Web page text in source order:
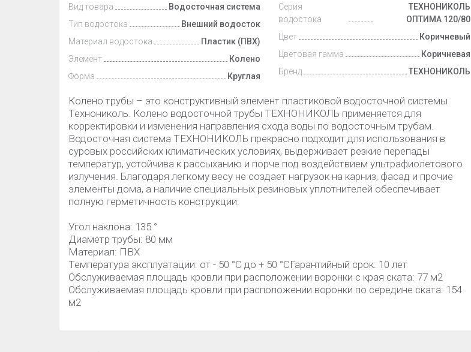
Вид товара
Водосточная система
Тип водостока
Внешний водосток
Материал водостока
Пластик (ПВХ)
Элемент
Колено
Форма
Круглая
Серия
водостока
ТЕХНОНИКОЛЬ
ОПТИМА 120/80
Цвет
Коричневый
Цветовая гамма
Коричневая
Бренд
ТЕХНОНИКОЛЬ
Колено трубы – это конструктивный элемент пластиковой водосточной системы
Технониколь. Колено водосточной трубы ТЕХНОНИКОЛЬ применяется для
корректировки и изменения направления схода воды по водосточным трубам.
Водосточная система ТЕХНОНИКОЛЬ прекрасно подходит для использования в
суровых российских климатических условиях, выдерживает резкие перепады
температур, устойчива к рассыханию и порче под воздействием ультрафиолетового
излучения. Благодаря легкому весу не создает нагрузок на карниз, фасад и прочие
элементы дома, а наличие специальных резиновых уплотнителей обеспечивает
полную герметичность конструкции.
Угол наклона: 135 °
Диаметр трубы: 80 мм
Материал: ПВХ
Температура эксплуатации: от - 50 °C до + 50 °CГарантийный срок: 10 лет
Обслуживаемая площадь кровли при расположении воронки с края ската: 77 м2
Обслуживаемая площадь кровли при расположении воронки по середине ската: 154
м2